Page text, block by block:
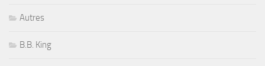
Autres
B.B. King